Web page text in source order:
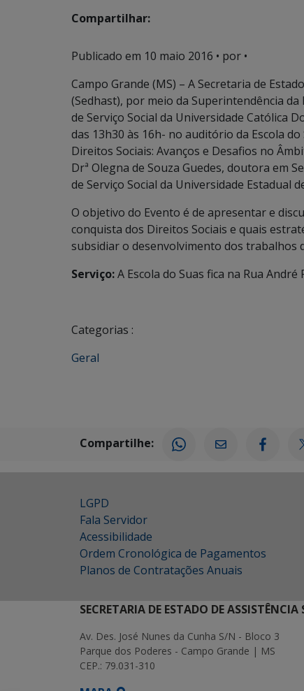
Compartilhar:
Publicado em 10 maio 2016 • por •
Campo Grande (MS) – A Secretaria de
(Sedhast), por meio da Superintendência
de Serviço Social da Universidade Católica
das 13h30 às 16h- no auditório da Escola
Direitos Sociais: Avanços e Desafios no
Drª Olegna de Souza Guedes, doutora em
de Serviço Social da Universidade Estadual
O objetivo do Evento é de apresentar e
conquista dos Direitos Sociais e quais
subsidiar o desenvolvimento dos trabalhos
Serviço:A Escola do Suas fica na Rua
Categorias :
Geral
Compartilhe:
LGPD
Fala Servidor
Acessibilidade
Ordem Cronológica de Pagamentos
Planos de Contratações Anuais
SECRETARIA DE ESTADO DE
Av. Des. José Nunes da Cunha S/N - Bloco 3
Parque dos Poderes - Campo Grande | MS
CEP.: 79.031-310